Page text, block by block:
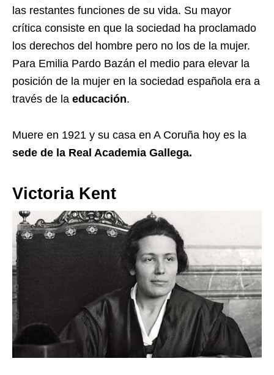
las restantes funciones de su vida. Su mayor
crítica consiste en que la sociedad ha proclamado
los derechos del hombre pero no los de la mujer.
Para Emilia Pardo Bazán el medio para elevar la
posición de la mujer en la sociedad española era a
través de la educación.
Muere en 1921 y su casa en A Coruña hoy es la
sede de la Real Academia Gallega.
Victoria Kent